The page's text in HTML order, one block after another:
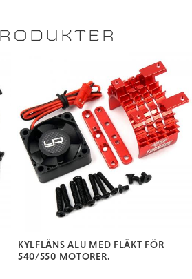
KYLFLÄNS ALU MED FLÄKT FÖR
540/550 MOTORER.